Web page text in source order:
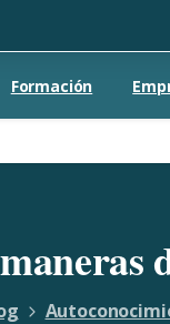
Formación
maneras